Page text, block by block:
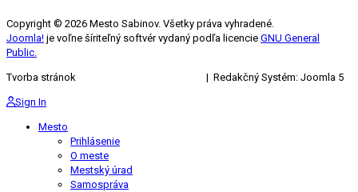
Copyright © 2026 Mesto Sabinov. Všetky práva vyhradené.
Joomla! je voľne šíriteľný softvér vydaný podľa licencie GNU General
Public.
Tvorba stránok | Redakčný Systém: Joomla 5
Sign In
Mesto
Prihlásenie
O meste
Mestský úrad
Samospráva